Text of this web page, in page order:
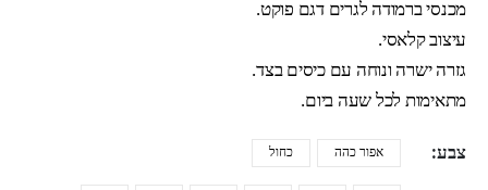
מכנסי ברמודה לגרים דגם פוקט.
עיצוב קלאסי.
גזרה ישרה ונוחה עם כיסים בצד.
מתאימות לכל שעה ביום.
צבע אפור כהה כחול